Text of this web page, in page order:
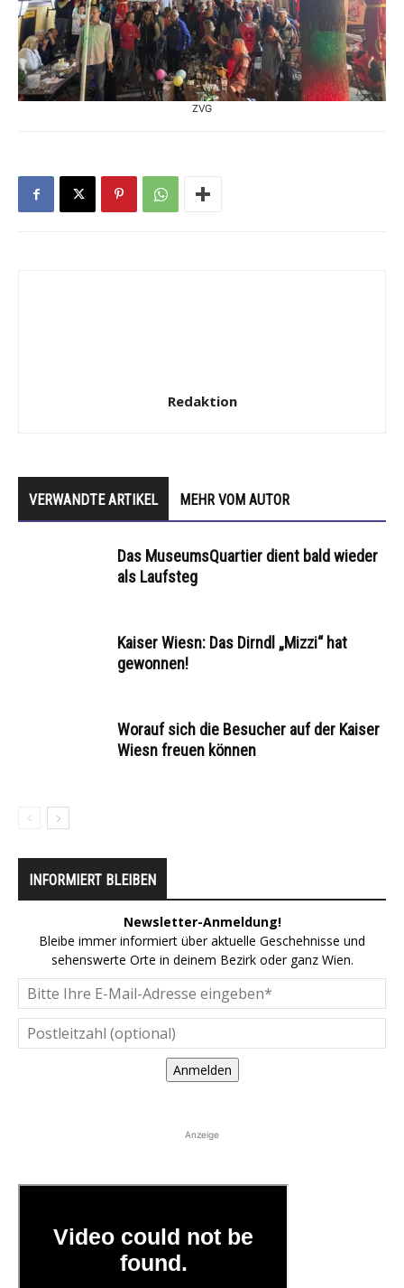
ZVG
Redaktion
VERWANDTE ARTIKEL MEHR VOM AUTOR
Das MuseumsQuartier dient bald wieder
als Laufsteg
Kaiser Wiesn: Das Dirndl „Mizzi“ hat
gewonnen!
Worauf sich die Besucher auf der Kaiser
Wiesn freuen können
INFORMIERT BLEIBEN
Newsletter-Anmeldung!
Bleibe immer informiert über aktuelle Geschehnisse und
sehenswerte Orte in deinem Bezirk oder ganz Wien.
Anmelden
Anzeige